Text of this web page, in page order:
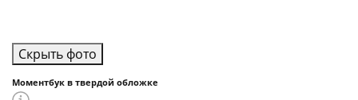
Скрыть фото
Моментбук в твердой обложке